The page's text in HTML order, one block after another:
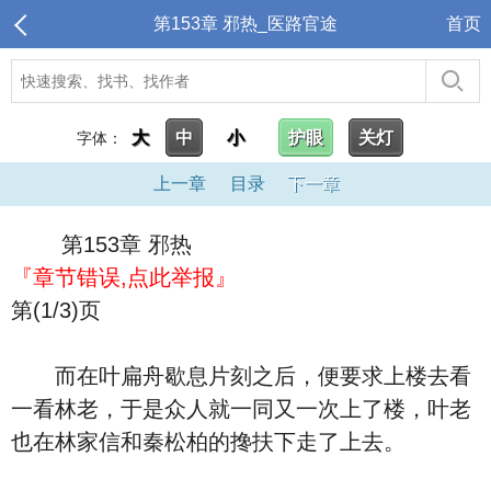
第153章 邪热_医路官途 首页
字体： 大 中 小 护眼 关灯
上一章 目录 下一章
第153章 邪热
『章节错误,点此举报』
第(1/3)页
而在叶扁舟歇息片刻之后，便要求上楼去看
一看林老，于是众人就一同又一次上了楼，叶老
也在林家信和秦松柏的搀扶下走了上去。